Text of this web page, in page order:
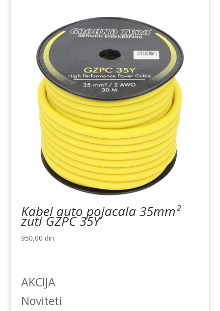
Kabel auto pojacala 35mm²
zuti GZPC 35Y
950,00 din
AKCIJA
Noviteti